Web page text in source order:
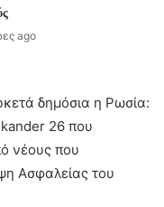
ago
δημόσια η Ρωσία:
26 που
νέους που
Ασφαλείας του